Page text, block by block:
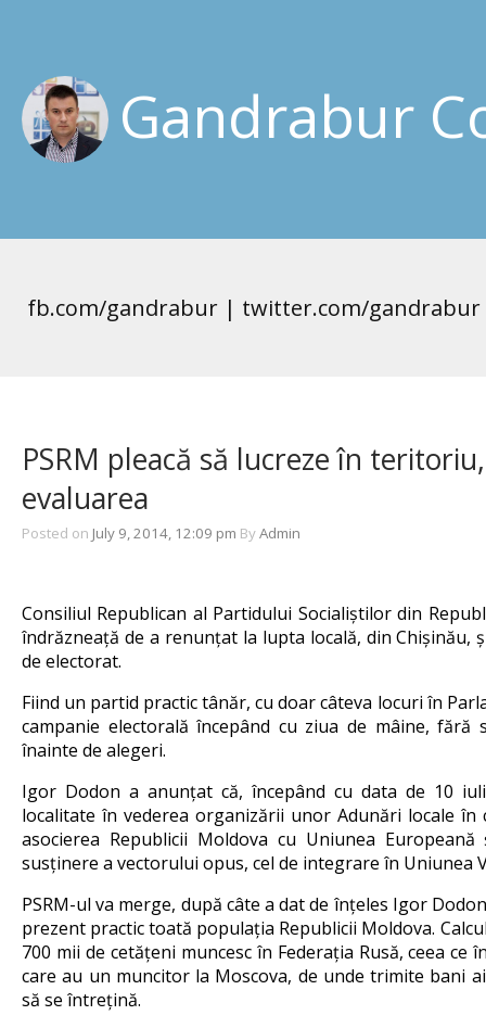
Gandrabur
fb.com/gandrabur | twitter.com/gandrabur
PSRM pleacă să lucreze în
evaluarea
Posted on July 9, 2014, 12:09 pm ByAdmin
Consiliul Republican al Partidului Socialiștilor din
îndrăzneață de a renunțat la lupta locală, din Chișinău,
de electorat.
Fiind un partid practic tânăr, cu doar câteva locuri în
campanie electorală începând cu ziua de mâine, fără
înainte de alegeri.
Igor Dodon a anunțat că, începând cu data de 10
localitate în vederea organizării unor Adunări locale în
asocierea Republicii Moldova cu Uniunea
susținere a vectorului opus, cel de integrare în Uniunea
PSRM-ul va merge, după câte a dat de înțeles Igor
prezent practic toată populația Republicii Moldova.
700 mii de cetățeni muncesc în Federația Rusă, ceea ce
care au un muncitor la Moscova, de unde trimite bani
să se întrețină.